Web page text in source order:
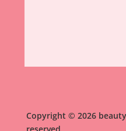
Copyright © 2026